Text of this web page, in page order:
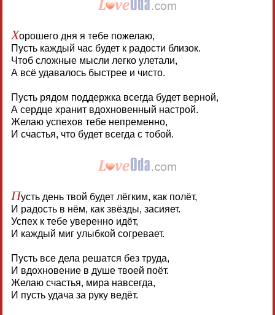
Хорошего дня я тебе пожелаю,
Пусть каждый час будет к радости близок.
Чтоб сложные мысли легко улетали,
А всё удавалось быстрее и чисто.
Пусть рядом поддержка всегда будет верной,
А сердце хранит вдохновенный настрой.
Желаю успехов тебе непременно,
И счастья, что будет всегда с тобой.
Пусть день твой будет лёгким, как полёт,
И радость в нём, как звёзды, засияет.
Успех к тебе уверенно идёт,
И каждый миг улыбкой согревает.
Пусть все дела решатся без труда,
И вдохновение в душе твоей поёт.
Желаю счастья, мира навсегда,
И пусть удача за руку ведёт.